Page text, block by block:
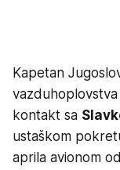
Kapetan
vazduhoplovstva
kontakt sa
ustaškom
aprila avionom